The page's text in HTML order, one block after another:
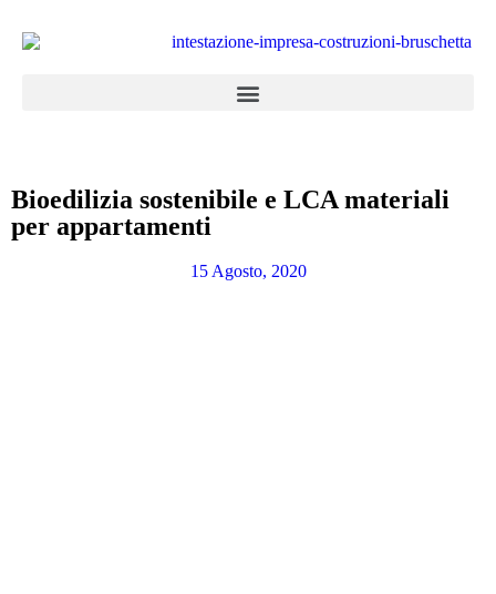
Bioedilizia sostenibile e LCA materiali
per appartamenti
15 Agosto, 2020